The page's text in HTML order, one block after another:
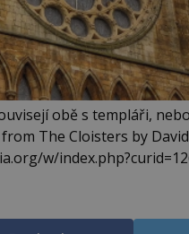
obě s templáři,
The Cloisters by David
w/